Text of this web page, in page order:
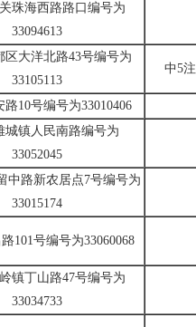
珠海西路路口编号为
33094613
区大洋北路43号编号为
33105113
中5注
10号编号为33010406
城镇人民南路编号为
33052045
中路新农居点7号编号为
33015174
101号编号为33060068
镇丁山路47号编号为
33034733